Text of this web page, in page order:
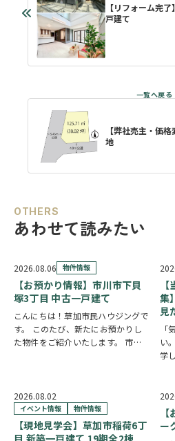
【リフォーム完
戸建て
【弊社売主・価
地
OTHERS
あわせて読みたい
2026.08.06 物件情報
【お預かり情報】市川市下貝
塚3丁目 中古一戸建て
こんにちは！草加市民ハウジングで
す。 このたび、新たにお預かりし
た物件をご紹介いたします。 市川
https://www.century21soka.com/st/s…
集
見
い
学
一
2026.08.02
イベント情報 物件情報
【現地見学会】草加市稲荷6丁
ー